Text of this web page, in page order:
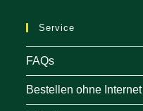
Service
FAQs
Bestellen ohne Internet